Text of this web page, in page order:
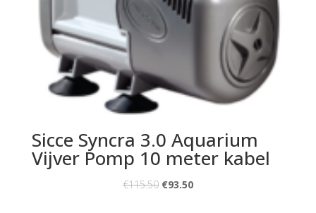
Sicce Syncra 3.0 Aquarium
Vijver Pomp 10 meter kabel
€115.50 €93.50